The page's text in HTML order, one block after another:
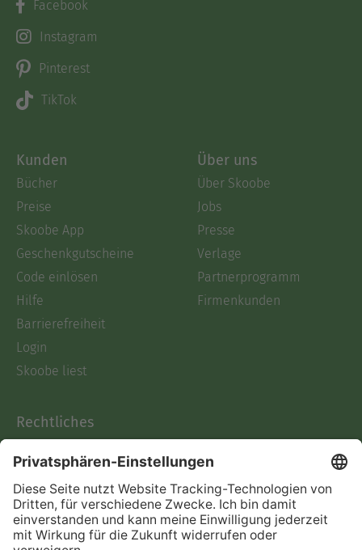
Facebook
Instagram
Pinterest
TikTok
Kunden
Bücher
Preise
Skoobe App
Geschenkgutscheine
Code einlösen
Hilfe
Barrierefreiheit
Login
Skoobe liest
Über uns
Über Skoobe
Jobs
Presse
Verlage
Partnerprogramm
Firmenkunden
Rechtliches
AGB
Informationen nach Data
Act
Verträge hier kündigen